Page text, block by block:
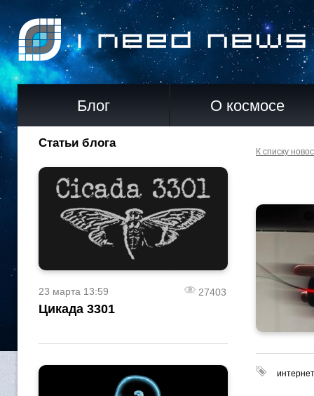
Блог О космосе
Статьи блога
23 марта 13:59 27403
Цикада 3301
К списку
интернет